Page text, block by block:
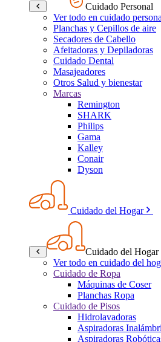
Cuidado Personal
Ver todo en cuidado
Planchas y Cepillos de aire
Secadores de Cabello
Afeitadoras y Depiladoras
Cuidado Dental
Masajeadores
Otros Salud y bienestar
Marcas
Remington
SHARK
Philips
Gama
Kalley
Conair
Dyson
Cuidado del Hogar
Cuidado del Hogar
Ver todo en cuidado del
Cuidado de Ropa
Máquinas de Coser
Planchas Ropa
Cuidado de Pisos
Hidrolavadoras
Aspiradoras
Aspiradoras